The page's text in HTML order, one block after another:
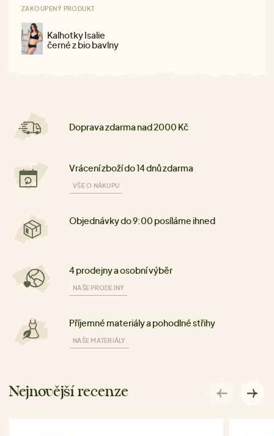
ZAKOUPENÝ PRODUKT
Kalhotky Isalie
černé z bio bavlny
Doprava zdarma nad 2000 Kč
Vrácení zboží do 14 dnů zdarma
VŠE O NÁKUPU
Objednávky do 9:00 posíláme ihned
4 prodejny a osobní výběr
NAŠE PRODEJNY
Příjemné materiály a pohodlné střihy
NAŠE MATERIÁLY
Nejnovější recenze